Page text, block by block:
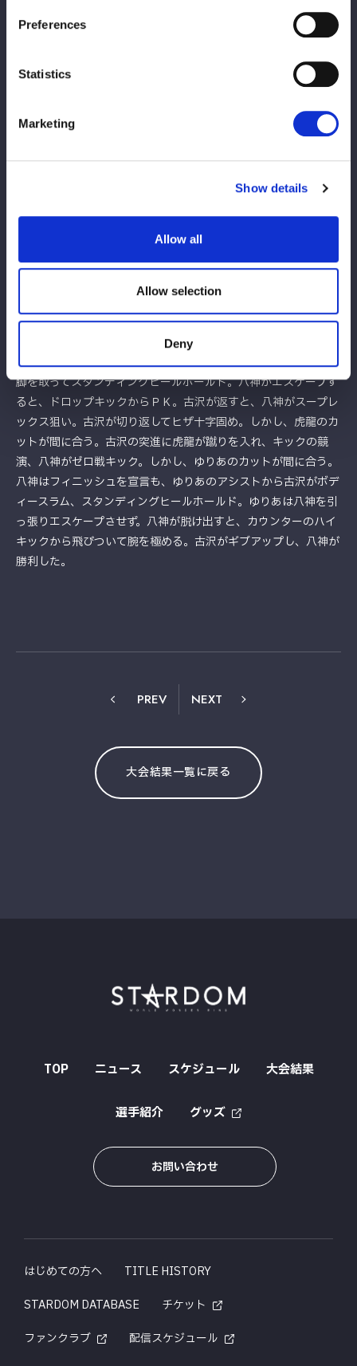
Preferences
Statistics
Marketing
Show details
Allow all
Allow selection
Deny
古沢がゆりあを制して先発、虎龍と対峙する。虎龍がローで威
い、虎龍が切り返すが、古沢がさらに切り返す。蹴りをかわし合
い、虎龍が蹴り足をつかんでグラウンドで腕十字。古沢が悲鳴を
腕にエルボードロップ、ニードロップ。さらにサッカーボールキ
古沢がエルボー連打、虎龍はローからミドルキック。古沢がヒザ
へのドロップキック、胸部へドロップキック。ゆりあが虎龍に串
４の字固め。しかし、八神がカット。ゆりあは八神にビッグブー
ツを浴びせて分断、虎龍にもビッグブーツ。しかし、２発目がか
わされ、虎龍は八神に託す。八神とゆりあがエルボーの応酬。八
神がミドルでゆりあを倒して突進。ゆりあがドロップキックを決
と、古沢がボディースラムの構え。八神が切り返して反対に叩き
つけると串刺しハイキック、サッカーボールキック、腕十字。古
沢が上になってカバー、返されるとヒザへのドロップキックから
脚を取ってスタンディングヒールホールド。八神がエスケープす
ると、ドロップキックからＰＫ。古沢が返すと、八神がスープレ
ックス狙い。古沢が切り返してヒザ十字固め。しかし、虎龍のカ
ットが間に合う。古沢の突進に虎龍が蹴りを入れ、キックの競
演、八神がゼロ戦キック。しかし、ゆりあのカットが間に合う。
八神はフィニッシュを宣言も、ゆりあのアシストから古沢がボデ
ィースラム、スタンディングヒールホールド。ゆりあは八神を引
っ張りエスケープさせず。八神が脱け出すと、カウンターのハイ
キックから飛びついて腕を極める。古沢がギブアップし、八神が
勝利した。
PREV NEXT
大会結果一覧に戻る
TOP ニュース スケジュール 大会結果
選手紹介 グッズ
お問い合わせ
はじめての方へ
TITLE HISTORY
STARDOM DATABASE
チケット
ファンクラブ
配信スケジュール